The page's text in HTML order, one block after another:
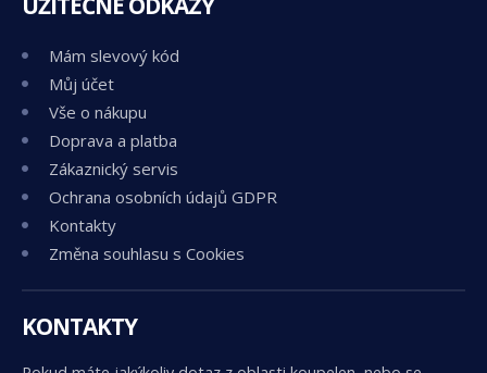
Mám slevový kód
Můj účet
Vše o nákupu
Doprava a platba
Zákaznický servis
Ochrana osobních údajů GDPR
Kontakty
Změna souhlasu s Cookies
KONTAKTY